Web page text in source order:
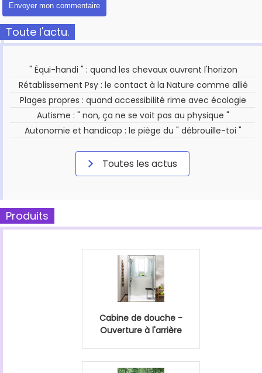
Toute l'actu.
" Équi-handi " : quand les chevaux ouvrent l'horizon
Rétablissement Psy : le contact à la Nature comme allié
Plages propres : quand accessibilité rime avec écologie
Autisme : " non, ça ne se voit pas au physique "
Autonomie et handicap : le piège du " débrouille-toi "
Toutes les actus
Produits
Cabine de douche -
Ouverture à l'arrière